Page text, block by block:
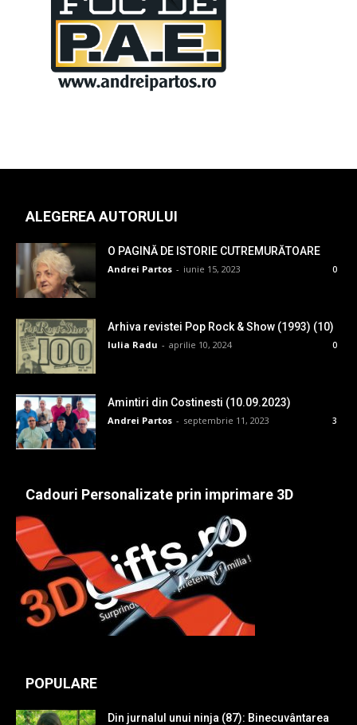
ALEGEREA AUTORULUI
O PAGINĂ DE ISTORIE CUTREMURĂTOARE
Andrei Partos - iunie 15, 2023 0
Arhiva revistei Pop Rock & Show (1993) (10)
Iulia Radu - aprilie 10, 2024 0
Amintiri din Costinesti (10.09.2023)
Andrei Partos - septembrie 11, 2023 3
Cadouri Personalizate prin imprimare 3D
POPULARE
Din jurnalul unui ninja (87): Binecuvântarea